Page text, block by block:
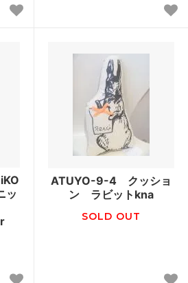
ッ
ATUYO-9-4 クッショ
ン ラビットkna
SOLD OUT